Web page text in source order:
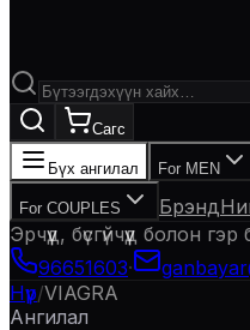
Сагс
Бүх ангилал For MEN
For COUPLES Брэнд
Эрчүүд, бүсгүйчүүд болон
96651603·
Нүүр/VIAGRA
Ангилал